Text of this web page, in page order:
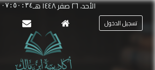
تسجيل الدخول
الأحد، ٢٦ صفر ١٤٤٨ هـ ٠٧:٥٠:٣٤ ص